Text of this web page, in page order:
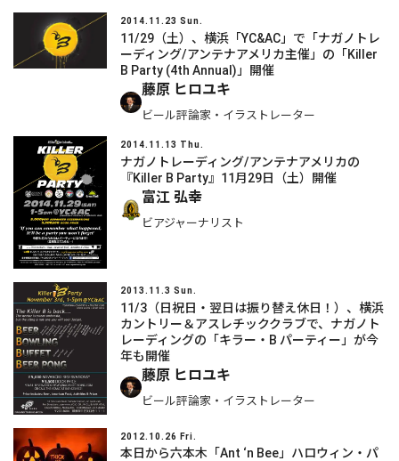
2014.11.23 Sun.
11/29（土）、横浜「YC&AC」で「ナガノトレ
ーディング/アンテナアメリカ主催」の「Killer
B Party (4th Annual)」開催
藤原 ヒロユキ
ビール評論家・イラストレーター
2014.11.13 Thu.
ナガノトレーディング/アンテナアメリカの
『Killer B Party』11月29日（土）開催
富江 弘幸
ビアジャーナリスト
2013.11.3 Sun.
11/3（日祝日・翌日は振り替え休日！）、横浜
カントリー＆アスレチッククラブで、ナガノト
レーディングの「キラー・B パーティー」が今
年も開催
藤原 ヒロユキ
ビール評論家・イラストレーター
2012.10.26 Fri.
本日から六本木「Ant ‘n Bee」ハロウィン・パ